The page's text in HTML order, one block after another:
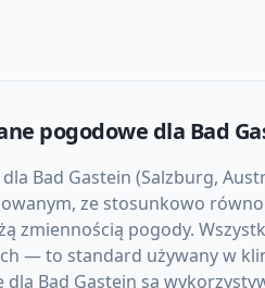
pogodowe dla Bad
Bad Gastein (Salzburg,
ze stosunkowo
zmiennością pogody.
— to standard używany w
dla Bad Gastein są